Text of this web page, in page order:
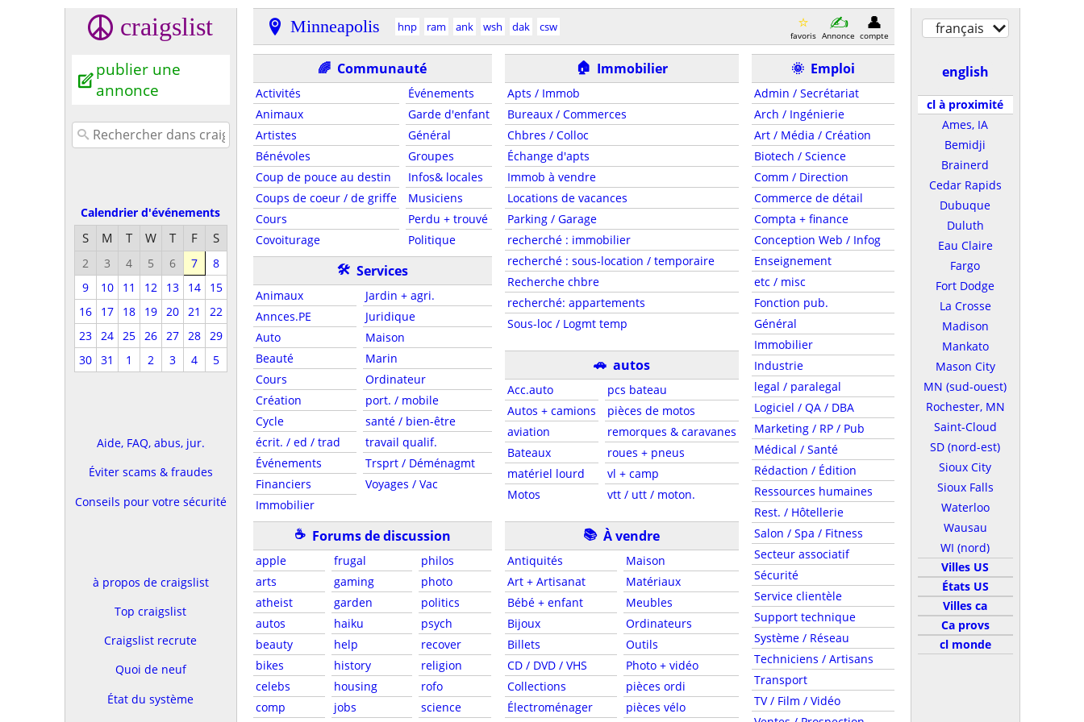
craigslist
publier une
annonce
Calendrier d'événements
S M T W T F S
2 3 4 5 6 7
8
9
10 11 12 13 14
15
16
17 18 19 20 21
22
23
24 25 26 27 28
29
30
31 1 2 3 4 5
Aide, FAQ, abus, jur.
Éviter scams & fraudes
Conseils pour votre sécurité
à propos de craigslist
Top craigslist
Craigslist recrute
Quoi de neuf
État du système
Minneapolis hnp ram ank wsh dak csw
favoris Annonce compte
🌈 Communauté
Activités
Animaux
Artistes
Bénévoles
Coup de pouce au destin
Coups de coeur / de griffe
Cours
Covoiturage
Événements
Garde d'enfant
Général
Groupes
Infos& locales
Musiciens
Perdu + trouvé
Politique
🛠 Services
Animaux
Annces.PE
Auto
Beauté
Cours
Création
Cycle
écrit. / ed / trad
Événements
Financiers
Immobilier
Jardin + agri.
Juridique
Maison
Marin
Ordinateur
port. / mobile
santé / bien-être
travail qualif.
Trsprt / Déménagmt
Voyages / Vac
☕ Forums de discussion
apple
arts
atheist
autos
beauty
bikes
celebs
comp
frugal
gaming
garden
haiku
help
history
housing
jobs
philos
photo
politics
psych
recover
religion
rofo
science
🏠 Immobilier
Apts / Immob
Bureaux / Commerces
Chbres / Colloc
Échange d'apts
Immob à vendre
Locations de vacances
Parking / Garage
recherché : immobilier
recherché : sous-location / temporaire
Recherche chbre
recherché: appartements
Sous-loc / Logmt temp
🚗 autos
Acc.auto
Autos + camions
aviation
Bateaux
matériel lourd
Motos
pcs bateau
pièces de motos
remorques & caravanes
roues + pneus
vl + camp
vtt / utt / moton.
📚 À vendre
Antiquités
Art + Artisanat
Bébé + enfant
Bijoux
Billets
CD / DVD / VHS
Collections
Électroménager
Maison
Matériaux
Meubles
Ordinateurs
Outils
Photo + vidéo
pièces ordi
pièces vélo
🌞 Emploi
Admin / Secrétariat
Arch / Ingénierie
Art / Média / Création
Biotech / Science
Comm / Direction
Commerce de détail
Compta + finance
Conception Web / Infog
Enseignement
etc / misc
Fonction pub.
Général
Immobilier
Industrie
legal / paralegal
Logiciel / QA / DBA
Marketing / RP / Pub
Médical / Santé
Rédaction / Édition
Ressources humaines
Rest. / Hôtellerie
Salon / Spa / Fitness
Secteur associatif
Sécurité
Service clientèle
Support technique
Système / Réseau
Techniciens / Artisans
Transport
TV / Film / Vidéo
français
english
cl à proximité
Ames, IA
Bemidji
Brainerd
Cedar Rapids
Dubuque
Duluth
Eau Claire
Fargo
Fort Dodge
La Crosse
Madison
Mankato
Mason City
MN (sud-ouest)
Rochester, MN
Saint-Cloud
SD (nord-est)
Sioux City
Sioux Falls
Waterloo
Wausau
WI (nord)
Villes US
États US
Villes ca
Ca provs
cl monde